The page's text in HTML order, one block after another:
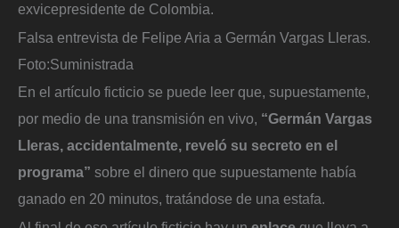
exvicepresidente de Colombia.
Falsa entrevista de Felipe Aria a Germán Vargas Lleras.
Foto:Suministrada
En el artículo ficticio se puede leer que, supuestamente,
por medio de una transmisión en vivo, “Germán Vargas
Lleras, accidentalmente, reveló su secreto en el
programa” sobre el dinero que supuestamente había
ganado en 20 minutos, tratándose de una estafa.